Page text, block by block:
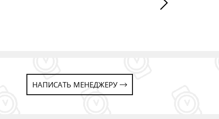
НАПИСАТЬ МЕНЕДЖЕРУ